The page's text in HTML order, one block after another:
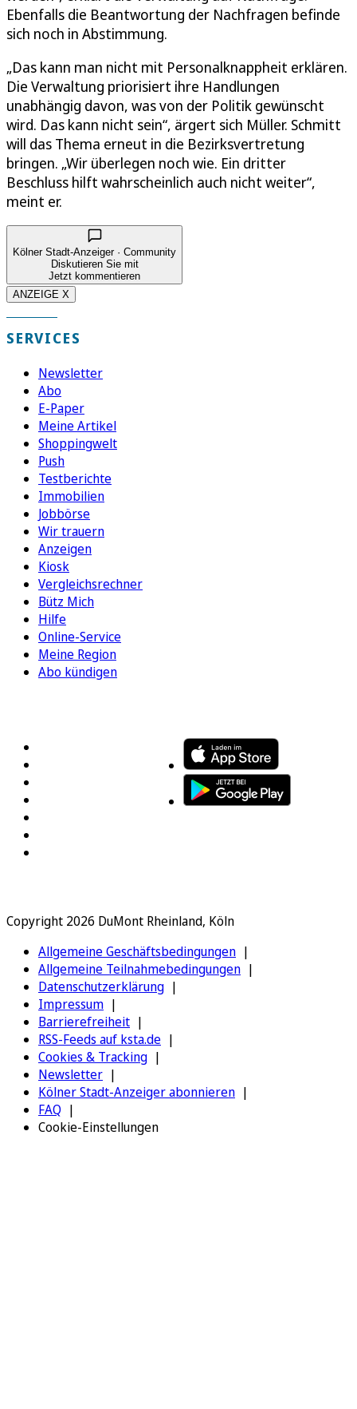
Ebenfalls die Beantwortung der Nachfragen befinde
sich noch in Abstimmung.
„Das kann man nicht mit Personalknappheit erklären.
Die Verwaltung priorisiert ihre Handlungen
unabhängig davon, was von der Politik gewünscht
wird. Das kann nicht sein“, ärgert sich Müller. Schmitt
will das Thema erneut in die Bezirksvertretung
bringen. „Wir überlegen noch wie. Ein dritter
Beschluss hilft wahrscheinlich auch nicht weiter“,
meint er.
Kölner Stadt-Anzeiger · Community
Diskutieren Sie mit
Jetzt kommentieren
ANZEIGE X
SERVICES
Newsletter
Abo
E-Paper
Meine Artikel
Shoppingwelt
Push
Testberichte
Immobilien
Jobbörse
Wir trauern
Anzeigen
Kiosk
Vergleichsrechner
Bütz Mich
Hilfe
Online-Service
Meine Region
Abo kündigen
Copyright 2026 DuMont Rheinland, Köln
Allgemeine Geschäftsbedingungen
Allgemeine Teilnahmebedingungen
Datenschutzerklärung
Impressum
Barrierefreiheit
RSS-Feeds auf ksta.de
Cookies & Tracking
Newsletter
Kölner Stadt-Anzeiger abonnieren
FAQ
Cookie-Einstellungen